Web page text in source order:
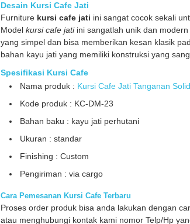
Desain Kursi Cafe Jati
Furniture kursi cafe jati ini sangat cocok sekali
Model kursi cafe jatiini sangatlah unik dan
yang simpel dan bisa memberikan kesan klasik
bahan kayu jati yang memiliki konstruksi yang
Spesifikasi Kursi Cafe
Nama produk : Kursi Cafe Jati Tanganan Solid
Kode produk : KC-DM-23
Bahan baku : kayu jati perhutani
Ukuran : standar
Finishing : Custom
Pengiriman : via cargo
Cara Pemesanan Kursi Cafe Terbaru
Proses order produk bisa anda lakukan dengan
atau menghubungi kontak kami nomor Telp/Hp